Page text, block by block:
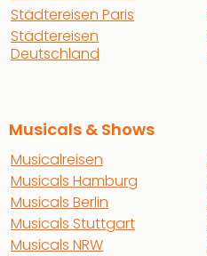
Städtereisen Paris
Städtereisen
Deutschland
Musicals & Shows
Musicalreisen
Musicals Hamburg
Musicals Berlin
Musicals Stuttgart
Musicals NRW